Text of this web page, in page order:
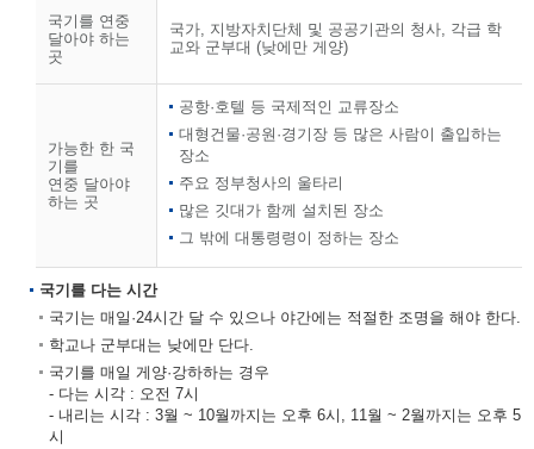
국기를 연중
달아야 하는
곳
국가, 지방자치단체 및 공공기관의 청사, 각급 학
교와 군부대 (낮에만 게양)
가능한 한 국
기를
연중 달아야
하는 곳
공항·호텔 등 국제적인 교류장소
대형건물·공원·경기장 등 많은 사람이 출입하는
장소
주요 정부청사의 울타리
많은 깃대가 함께 설치된 장소
그 밖에 대통령령이 정하는 장소
국기를 다는 시간
국기는 매일·24시간 달 수 있으나 야간에는 적절한 조명을 해야 한다.
학교나 군부대는 낮에만 단다.
국기를 매일 게양·강하하는 경우
- 다는 시각 : 오전 7시
- 내리는 시각 : 3월 ~ 10월까지는 오후 6시, 11월 ~ 2월까지는 오후 5
시